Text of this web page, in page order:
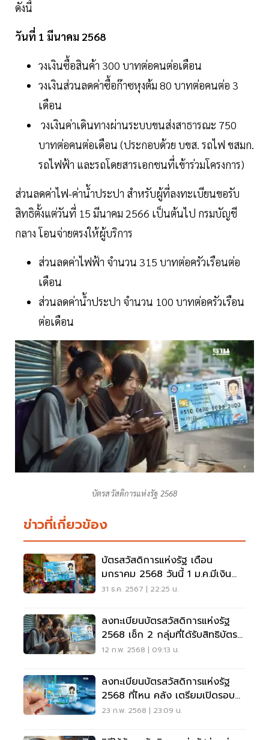
ดังนี้
วันที่ 1 มีนาคม 2568
วงเงินซื้อสินค้า 300 บาทต่อคนต่อเดือน
วงเงินส่วนลดค่าซื้อก๊าซหุงต้ม 80 บาทต่อคนต่อ 3
เดือน
วงเงินค่าเดินทางผ่านระบบขนส่งสาธารณะ 750
บาทต่อคนต่อเดือน (ประกอบด้วย บขส. รถไฟ ขสมก.
รถไฟฟ้า และรถโดยสารเอกชนที่เข้าร่วมโครงการ)
ส่วนลดค่าไฟ-ค่าน้ำประปา สำหรับผู้ที่ลงทะเบียนขอรับ
สิทธิตั้งแต่วันที่ 15 มีนาคม 2566 เป็นต้นไป กรมบัญชี
กลาง โอนจ่ายตรงให้ผู้บริการ
ส่วนลดค่าไฟฟ้า จำนวน 315 บาทต่อครัวเรือนต่อ
เดือน
ส่วนลดค่าน้ำประปา จำนวน 100 บาทต่อครัวเรือน
ต่อเดือน
บัตรสวัสดิการแห่งรัฐ 2568
ข่าวที่เกี่ยวข้อง
บัตรสวัสดิการแห่งรัฐ เดือน
มกราคม 2568 วันนี้ 1 ม.ค.มีเงิน
โอนเข้า
31 ธ.ค. 2567 | 22:25 น.
ลงทะเบียนบัตรสวัสดิการแห่งรัฐ
2568 เช็ก 2 กลุ่มที่ได้รับสิทธิบัตร
คนจน
12 ก.พ. 2568 | 09:13 น.
ลงทะเบียนบัตรสวัสดิการแห่งรัฐ
2568 ที่ไหน คลัง เตรียมเปิดรอบ
ใหม่
23 ก.พ. 2568 | 23:09 น.